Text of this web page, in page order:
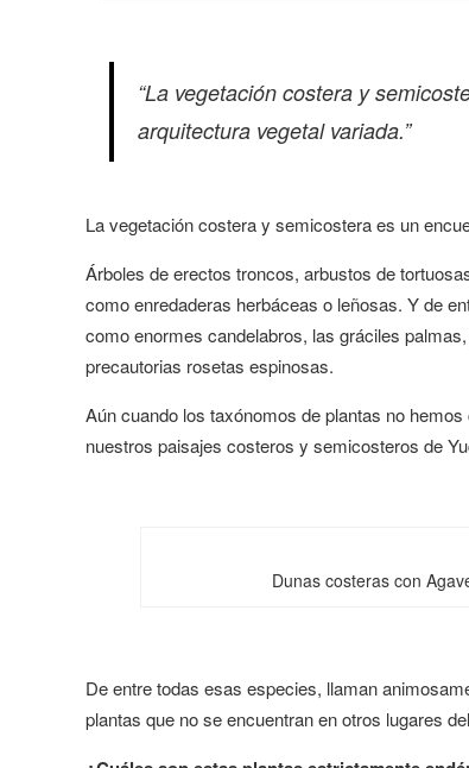
“La vegetación costera y
arquitectura vegetal variada.”
La vegetación costera y semicostera es un
Árboles de erectos troncos, arbustos de
como enredaderas herbáceas o leñosas. Y de
como enormes candelabros, las gráciles
precautorias rosetas espinosas.
Aún cuando los taxónomos de plantas no
nuestros paisajes costeros y semicosteros de
Dunas costeras con
De entre todas esas especies, llaman
plantas que no se encuentran en otros lugares